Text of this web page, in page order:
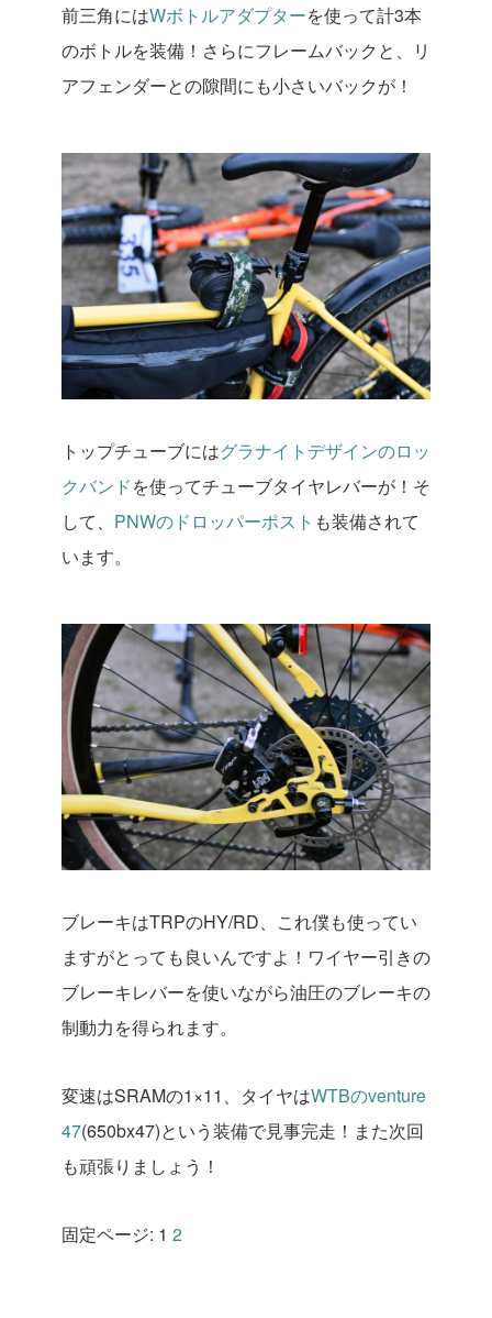
前三角にはWボトルアダプターを使って計3本
のボトルを装備！さらにフレームバックと、リ
アフェンダーとの隙間にも小さいバックが！
トップチューブにはグラナイトデザインのロッ
クバンドを使ってチューブタイヤレバーが！そ
して、 PNWのドロッパーポスト も装備されて
います。
ブレーキはTRPのHY/RD、これ僕も使ってい
ますがとっても良いんですよ！ワイヤー引きの
ブレーキレバーを使いながら油圧のブレーキの
制動力を得られます。
変速はSRAMの1×11、タイヤはWTBのventure
47(650bx47)という装備で見事完走！また次回
も頑張りましょう！
固定ページ: 1 2